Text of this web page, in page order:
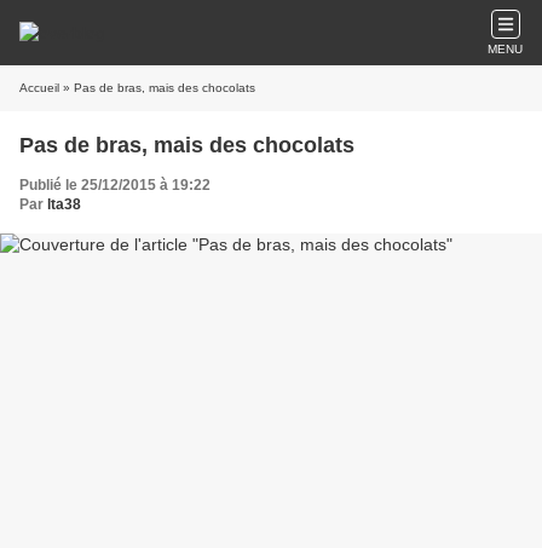
MENU
Accueil » Pas de bras, mais des chocolats
Pas de bras, mais des chocolats
Publié le 25/12/2015 à 19:22
Par lta38